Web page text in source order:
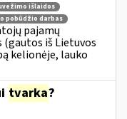
išlaidos
pobūdžio darbas
pajamų
(gautos iš Lietuvos
kelionėje, lauko
tvarka?